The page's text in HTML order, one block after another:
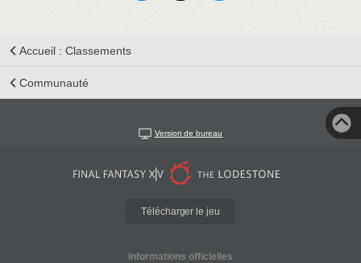
Accueil : Classements
Communauté
Version de bureau
Télécharger le jeu
Informations officielles